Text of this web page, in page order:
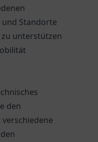
Standorte
unterstützen
den